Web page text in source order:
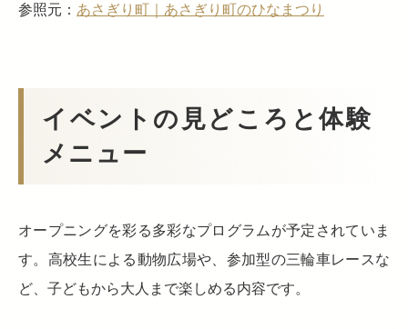
参照元： あさぎり町｜あさぎり町のひなまつり
イベントの見どころと体験
メニュー
オープニングを彩る多彩なプログラムが予定されていま
す。高校生による動物広場や、参加型の三輪車レースな
ど、子どもから大人まで楽しめる内容です。